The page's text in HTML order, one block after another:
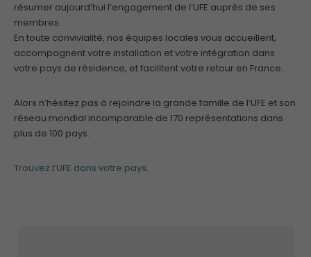
résumer aujourd’hui l’engagement de l’UFE auprès de ses
membres.
En toute convivialité, nos équipes locales vous accueillent,
accompagnent votre installation et votre intégration dans
votre pays de résidence, et facilitent votre retour en France.
Alors n’hésitez pas à rejoindre la grande famille de l’UFE et son
réseau mondial incomparable de 170 représentations dans
plus de 100 pays.
Trouvez l’UFE dans votre pays.